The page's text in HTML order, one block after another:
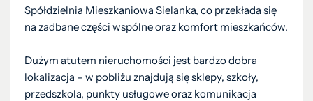
Spółdzielnia Mieszkaniowa Sielanka, co przekłada się
na zadbane części wspólne oraz komfort mieszkańców.
Dużym atutem nieruchomości jest bardzo dobra
lokalizacja – w pobliżu znajdują się sklepy, szkoły,
przedszkola, punkty usługowe oraz komunikacja